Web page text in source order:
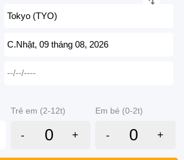
Tokyo (TYO)
C.Nhật, 09 tháng 08, 2026
--/--/----
Trẻ em (2-12t) Em bé (0-2t)
- + - +